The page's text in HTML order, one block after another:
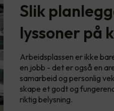
Slik
lyssoner på
Arbeidsplassen er ikke
en jobb - det er også en
samarbeid og personlig
skape et godt og
riktig belysning.